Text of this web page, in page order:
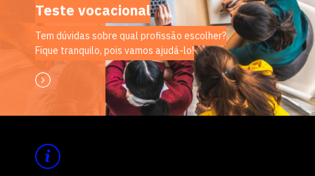
Teste vocacional
Tem dúvidas sobre qual profissão escolher?
Fique tranquilo, pois vamos ajudá-lo!